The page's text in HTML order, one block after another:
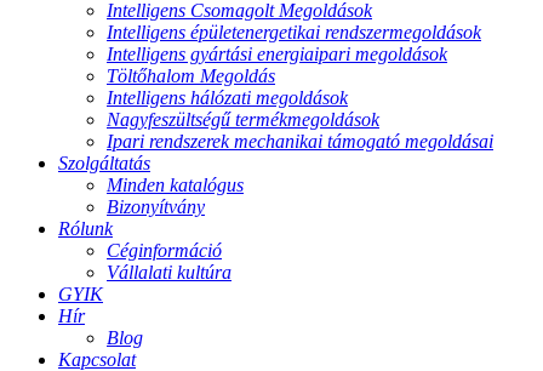
Intelligens Csomagolt Megoldások
Intelligens épületenergetikai rendszermegoldások
Intelligens gyártási energiaipari megoldások
Töltőhalom Megoldás
Intelligens hálózati megoldások
Nagyfeszültségű termékmegoldások
Ipari rendszerek mechanikai támogató megoldásai
Szolgáltatás
Minden katalógus
Bizonyítvány
Rólunk
Céginformáció
Vállalati kultúra
GYIK
Hír
Blog
Kapcsolat